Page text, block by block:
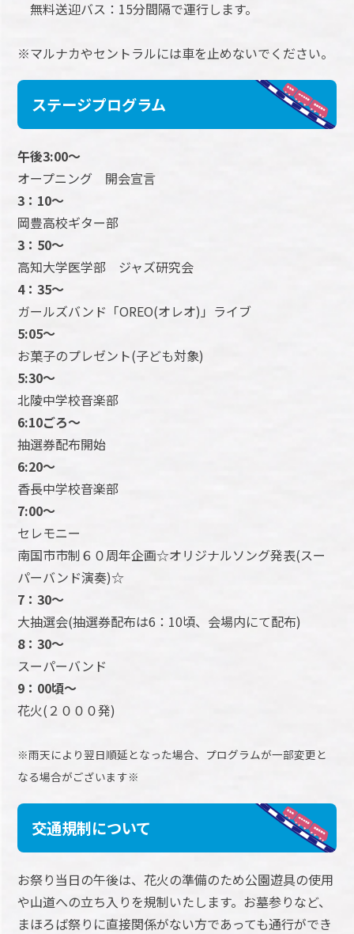
無料送迎バス：15分間隔で運行します。
※マルナカやセントラルには車を止めないでください。
ステージプログラム
午後3:00～
オープニング 開会宣言
3：10～
岡豊高校ギター部
3：50～
高知大学医学部 ジャズ研究会
4：35～
ガールズバンド「OREO(オレオ)」ライブ
5:05～
お菓子のプレゼント(子ども対象)
5:30～
北陵中学校音楽部
6:10ごろ～
抽選券配布開始
6:20～
香長中学校音楽部
7:00～
セレモニー
南国市市制６０周年企画☆オリジナルソング発表(スー
パーバンド演奏)☆
7：30～
大抽選会(抽選券配布は6：10頃、会場内にて配布)
8：30～
スーパーバンド
9：00頃～
花火(２０００発)
※雨天により翌日順延となった場合、プログラムが一部変更と
なる場合がございます※
交通規制について
お祭り当日の午後は、花火の準備のため公園遊具の使用
や山道への立ち入りを規制いたします。お墓参りなど、
まほろば祭りに直接関係がない方であっても通行ができ